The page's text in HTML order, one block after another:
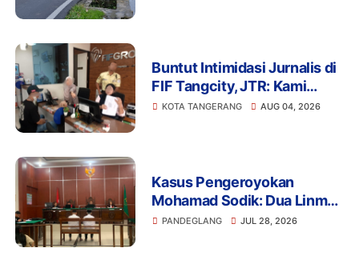
Buntut Intimidasi Jurnalis di
FIF Tangcity, JTR: Kami
Tidak Akan Tinggal Diam!
KOTA TANGERANG AUG 04, 2026
Kasus Pengeroyokan
Mohamad Sodik: Dua Linmas
Pandeglang Diganjar 5 Bulan
PANDEGLANG JUL 28, 2026